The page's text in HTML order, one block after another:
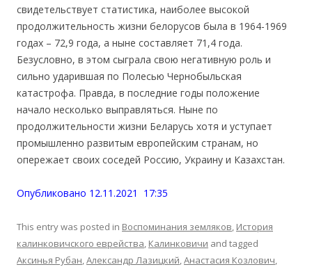
свидетельствует статистика, наиболее высокой
продолжительность жизни белорусов была в 1964-1969
годах – 72,9 года, а ныне составляет 71,4 года.
Безусловно, в этом сыграла свою негативную роль и
сильно ударившая по Полесью Чернобыльская
катастрофа. Правда, в последние годы положение
начало несколько выправляться. Ныне по
продолжительности жизни Беларусь хотя и уступает
промышленно развитым европейским странам, но
опережает своих соседей Россию, Украину и Казахстан.
Опубликовано 12.11.2021 17:35
This entry was posted in Воспоминания земляков, История
калинковичского еврейства, Калинковичи and tagged
Аксинья Рубан,Александр Лазицкий,Анастасия Козлович,